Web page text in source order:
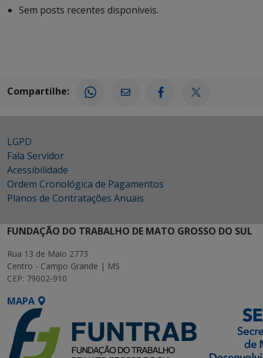
Sem posts recentes disponíveis.
Compartilhe:
LGPD
Fala Servidor
Acessibilidade
Ordem Cronológica de Pagamentos
Planos de Contratações Anuais
FUNDAÇÃO DO TRABALHO DE MATO GROSSO DO SUL
Rua 13 de Maio 2773
Centro - Campo Grande | MS
CEP: 79002-910
MAPA